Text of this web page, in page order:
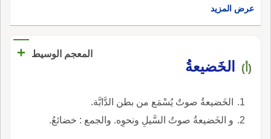
عرض المزيد
المعجم الوسيط +
(أ) الخَضيعةُ
الخَضيعةُ صوتٌ يُسْمَع من بطن الدَّابَّة.
و الخَضيعةُ صوتُ السَّيلِ ونحوِه. والجمع : خضائعُ.